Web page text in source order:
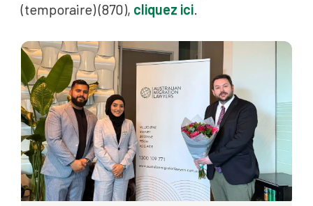
(temporaire) (870), cliquez ici.